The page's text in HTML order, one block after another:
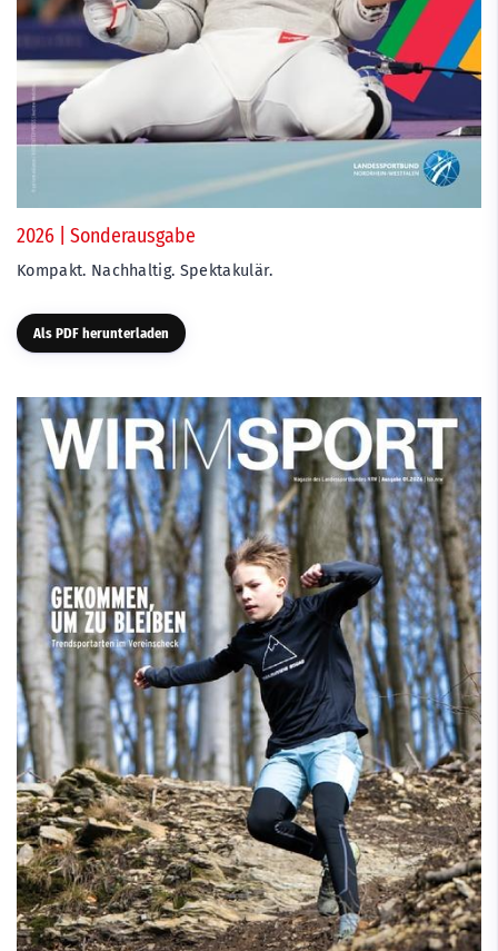
2026 | Sonderausgabe
Kompakt. Nachhaltig. Spektakulär.
Als PDF herunterladen